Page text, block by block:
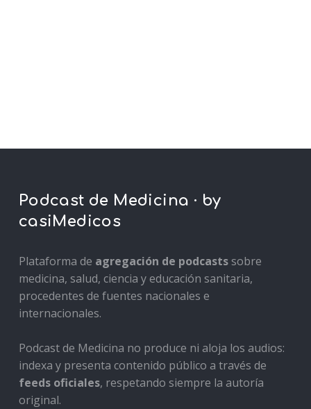
Podcast de Medicina · by
casiMedicos
Plataforma de agregación de podcastssobre
medicina, salud, ciencia y educación sanitaria,
procedentes de fuentes nacionales e
internacionales.
Podcast de Medicina no produce ni aloja los audios:
indexa y presenta contenido público a través de
feeds oficiales, respetando siempre la autoría
original.